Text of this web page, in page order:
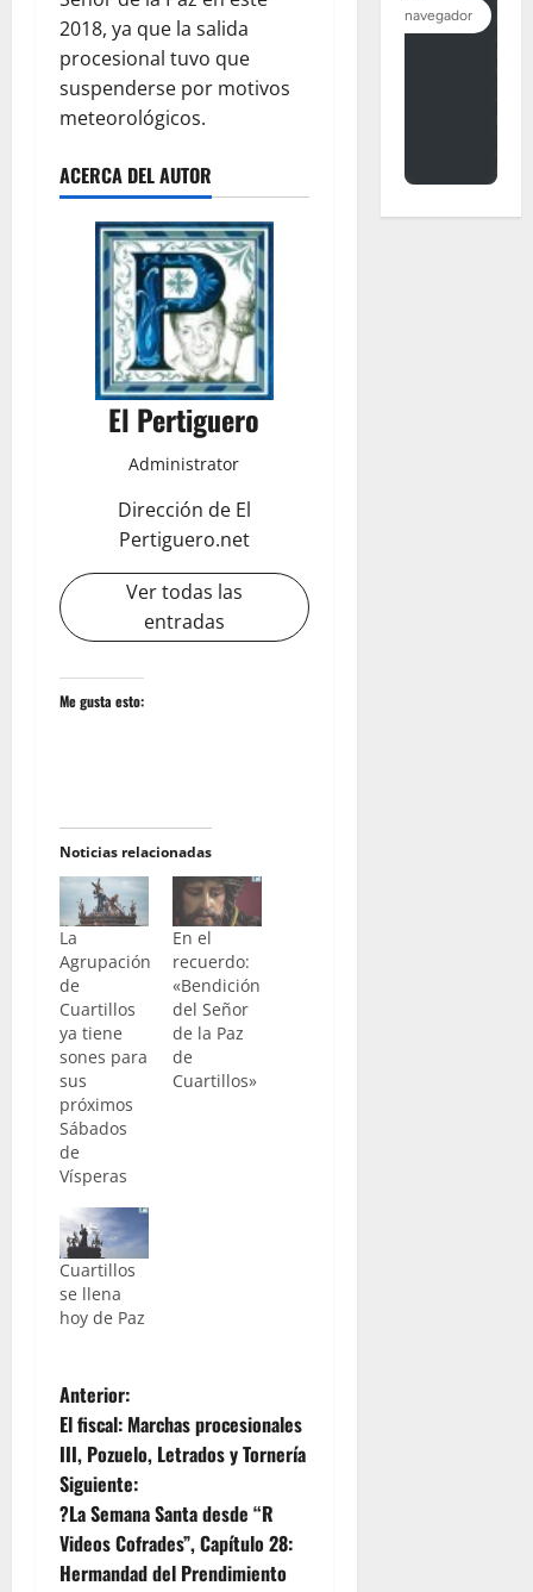
2018, ya que la salida
procesional tuvo que
suspenderse por motivos
meteorológicos.
ACERCA DEL AUTOR
El Pertiguero
Administrator
Dirección de El
Pertiguero.net
Ver todas las
entradas
Me gusta esto:
Noticias relacionadas
La
Agrupación
de
Cuartillos
ya tiene
sones para
sus
próximos
Sábados
de
Vísperas
En el
recuerdo:
«Bendición
del Señor
de la Paz
de
Cuartillos»
Cuartillos
se llena
hoy de Paz
N
a
v
e
Anterior:
El fiscal: Marchas procesionales
III, Pozuelo, Letrados y Tornería
Siguiente:
?La Semana Santa desde “R
Videos Cofrades”, Capítulo 28:
Hermandad del Prendimiento